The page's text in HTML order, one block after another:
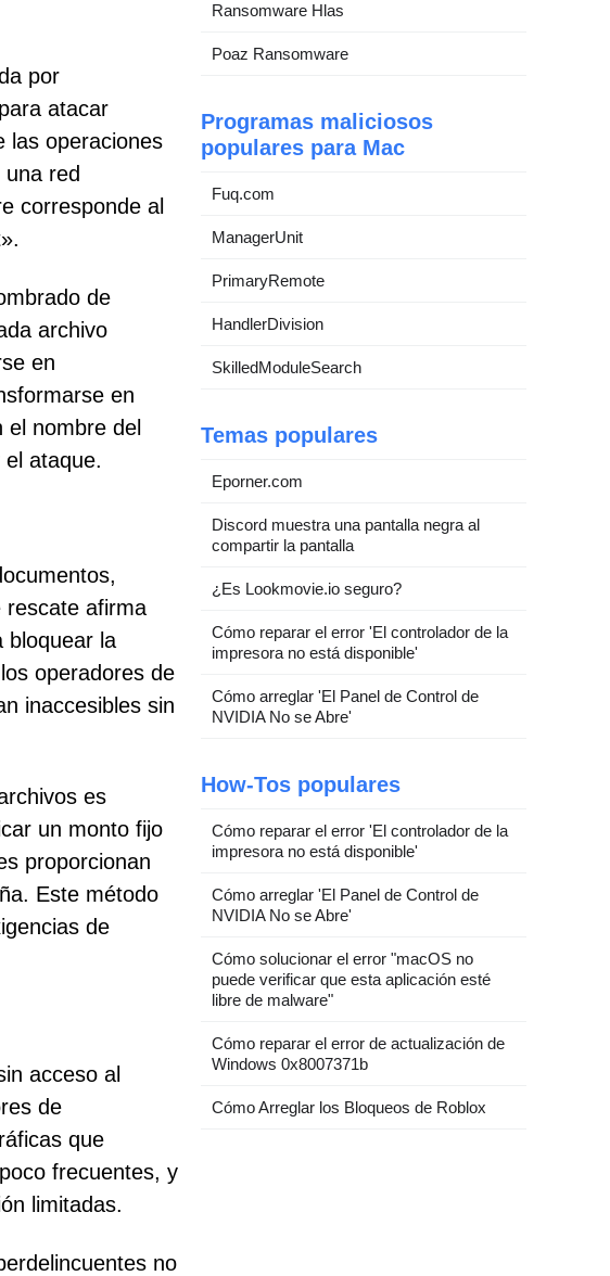
por
atacar
las operaciones
red
corresponde al
de
archivo
en
en
nombre del
ataque.
rescate afirma
bloquear la
operadores de
inaccesibles sin
es
un monto fijo
proporcionan
Este método
de
acceso al
de
que
frecuentes, y
limitadas.
no
Ransomware Hlas
Poaz Ransomware
Programas maliciosos
populares para Mac
Fuq.com
ManagerUnit
PrimaryRemote
HandlerDivision
SkilledModuleSearch
Temas populares
Eporner.com
Discord muestra una pantalla negra al
compartir la pantalla
¿Es Lookmovie.io seguro?
Cómo reparar el error 'El controlador de la
impresora no está disponible'
Cómo arreglar 'El Panel de Control de
NVIDIA No se Abre'
How-Tos populares
Cómo reparar el error 'El controlador de la
impresora no está disponible'
Cómo arreglar 'El Panel de Control de
NVIDIA No se Abre'
Cómo solucionar el error "macOS no
puede verificar que esta aplicación esté
libre de malware"
Cómo reparar el error de actualización de
Windows 0x8007371b
Cómo Arreglar los Bloqueos de Roblox